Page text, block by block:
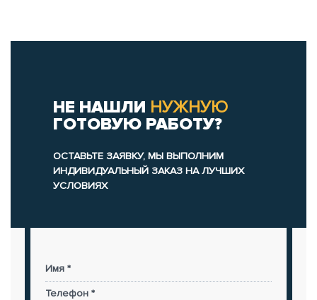
НЕ НАШЛИ НУЖНУЮ
ГОТОВУЮ РАБОТУ?
ОСТАВЬТЕ ЗАЯВКУ, МЫ ВЫПОЛНИМ
ИНДИВИДУАЛЬНЫЙ ЗАКАЗ НА ЛУЧШИХ
УСЛОВИЯХ
Имя *
Телефон *